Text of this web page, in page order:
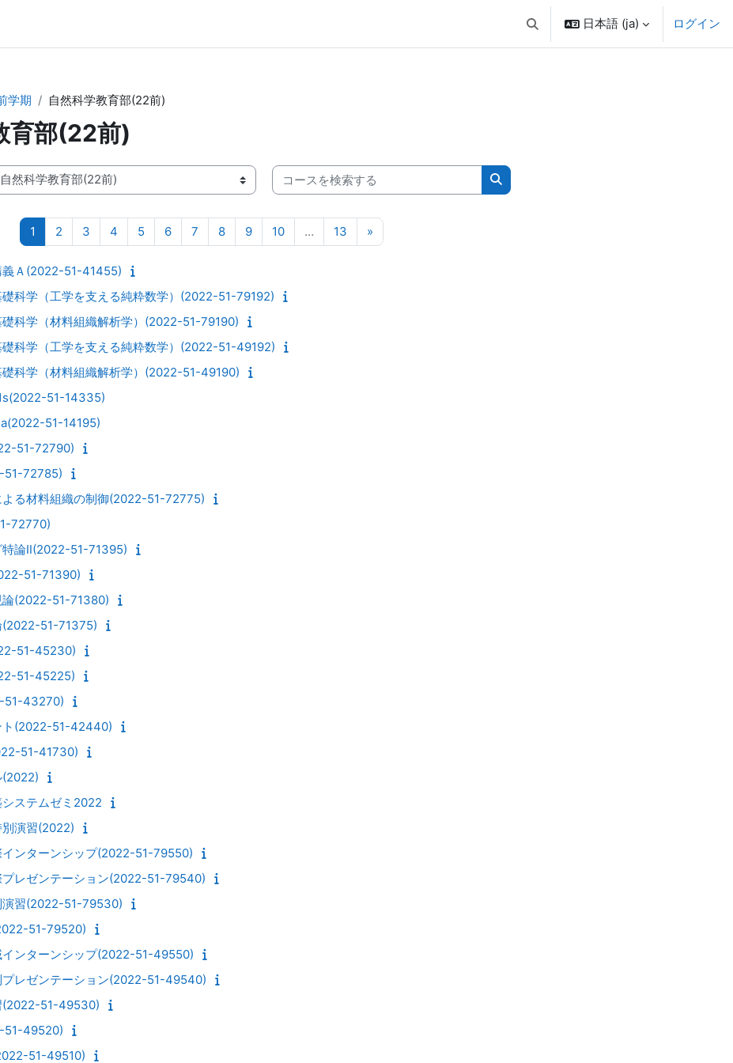
検索入力に切り替える
日本語 ‎(ja)‎ ログイン
学期 自然科学教育部(22前)
育部(22前)
コースを検索する
コースを検索する
1 ページ 1
2 ページ 2
3 ページ 3
4 ページ 4
5 ページ 5
6ページ 6
7 ページ 7
8ページ 8
9ページ 9
10ページ 10
… 13 ページ 13
»
義Ａ(2022-51-41455)
科学（工学を支える純粋数学）(2022-51-79192)
科学（材料組織解析学）(2022-51-79190)
科学（工学を支える純粋数学）(2022-51-49192)
科学（材料組織解析学）(2022-51-49190)
51-14335)
51-14195)
51-72790)
51-72785)
る材料組織の制御(2022-51-72775)
72770)
特論Ⅱ(2022-51-71395)
51-71390)
論(2022-51-71380)
(2022-51-71375)
51-45230)
51-45225)
51-43270)
ト(2022-51-42440)
51-41730)
(2022)
ステムゼミ2022
演習(2022)
インターンシップ(2022-51-79550)
プレゼンテーション(2022-51-79540)
演習(2022-51-79530)
51-79520)
インターンシップ(2022-51-49550)
プレゼンテーション(2022-51-49540)
(2022-51-49530)
51-49520)
51-49510)